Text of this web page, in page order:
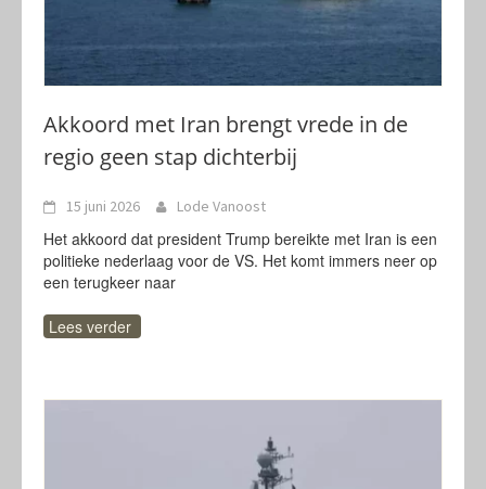
Akkoord met Iran brengt vrede in de
regio geen stap dichterbij
15 juni 2026 Lode Vanoost
Het akkoord dat president Trump bereikte met Iran is een
politieke nederlaag voor de VS. Het komt immers neer op
een terugkeer naar
Lees verder